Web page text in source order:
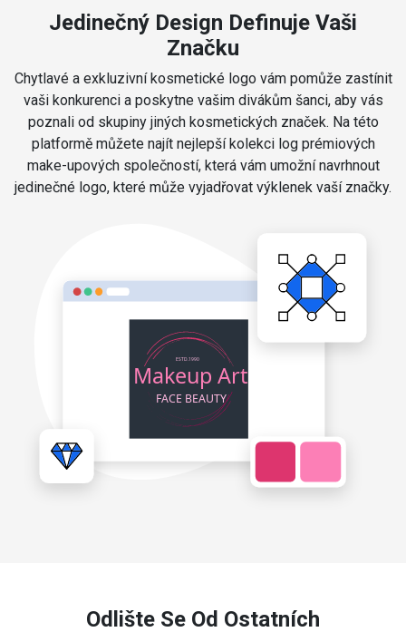
Jedinečný Design Definuje Vaši
Značku
Chytlavé a exkluzivní kosmetické logo vám pomůže zastínit
vaši konkurenci a poskytne vašim divákům šanci, aby vás
poznali od skupiny jiných kosmetických značek. Na této
platformě můžete najít nejlepší kolekci log prémiových
make-upových společností, která vám umožní navrhnout
jedinečné logo, které může vyjadřovat výklenek vaší značky.
Odlište Se Od Ostatních